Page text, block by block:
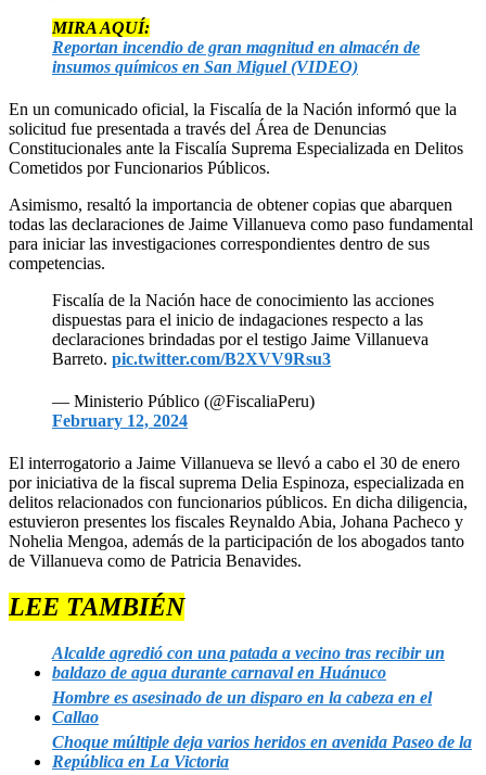
MIRA AQUÍ:
Reportan incendio de gran magnitud en almacén de
insumos químicos en San Miguel (VIDEO)
En un comunicado oficial, la Fiscalía de la Nación informó que la
solicitud fue presentada a través del Área de Denuncias
Constitucionales ante la Fiscalía Suprema Especializada en Delitos
Cometidos por Funcionarios Públicos.
Asimismo, resaltó la importancia de obtener copias que abarquen
todas las declaraciones de Jaime Villanueva como paso fundamental
para iniciar las investigaciones correspondientes dentro de sus
competencias.
Fiscalía de la Nación hace de conocimiento las acciones
dispuestas para el inicio de indagaciones respecto a las
declaraciones brindadas por el testigo Jaime Villanueva
Barreto. pic.twitter.com/B2XVV9Rsu3
— Ministerio Público (@FiscaliaPeru)
February 12, 2024
El interrogatorio a Jaime Villanueva se llevó a cabo el 30 de enero
por iniciativa de la fiscal suprema Delia Espinoza, especializada en
delitos relacionados con funcionarios públicos. En dicha diligencia,
estuvieron presentes los fiscales Reynaldo Abia, Johana Pacheco y
Nohelia Mengoa, además de la participación de los abogados tanto
de Villanueva como de Patricia Benavides.
LEE TAMBIÉN
Alcalde agredió con una patada a vecino tras recibir un
baldazo de agua durante carnaval en Huánuco
Hombre es asesinado de un disparo en la cabeza en el
Callao
Choque múltiple deja varios heridos en avenida Paseo de la
República en La Victoria